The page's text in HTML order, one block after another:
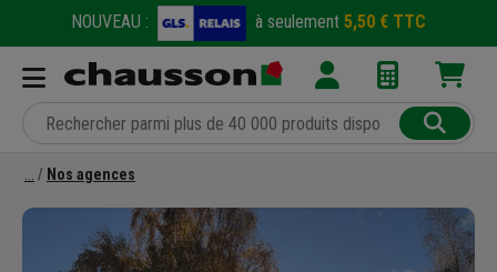
NOUVEAU : à seulement 5,50 € TTC
Nos agences